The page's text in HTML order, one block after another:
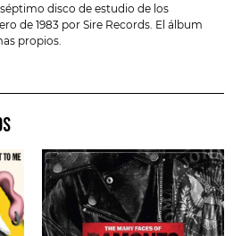
disco de estudio de los
de 1983 por Sire Records. El álbum
propios.